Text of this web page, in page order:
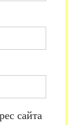
сайта